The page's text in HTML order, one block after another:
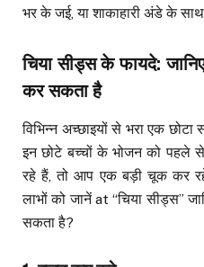
भर के जई, या शाकाहारी अंडे के
चिया सीड्स के फायदे:
कर सकता है
विभिन्न अच्छाइयों से भरा एक
इन छोटे बच्चों के भोजन को पहले
रहे हैं, तो आप एक बड़ी चूक कर
लाभों को जानें at “चिया सीड्स”
सकता है?